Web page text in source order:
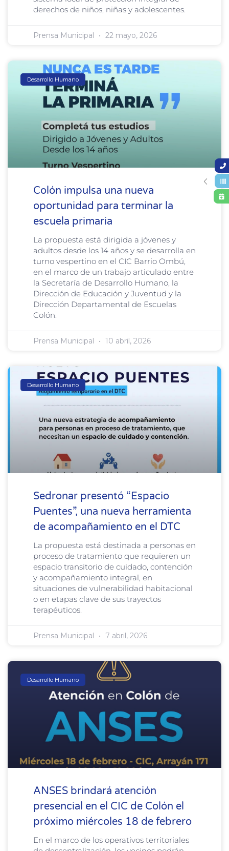
derechos de niños, niñas y adolescentes.
Prensa Municipal 22 mayo, 2026
Desarrollo Humano
Colón impulsa una nueva
oportunidad para terminar la
escuela primaria
La propuesta está dirigida a jóvenes y
adultos desde los 14 años y se desarrolla en
turno vespertino en el CIC Barrio Ombú,
en el marco de un trabajo articulado entre
la Secretaría de Desarrollo Humano, la
Dirección de Educación y Juventud y la
Dirección Departamental de Escuelas
Colón.
Prensa Municipal 10 abril, 2026
Desarrollo Humano
Sedronar presentó “Espacio
Puentes”, una nueva herramienta
de acompañamiento en el DTC
La propuesta está destinada a personas en
proceso de tratamiento que requieren un
espacio transitorio de cuidado, contención
y acompañamiento integral, en
situaciones de vulnerabilidad habitacional
o en etapas clave de sus trayectos
terapéuticos.
Prensa Municipal 7 abril, 2026
Desarrollo Humano
ANSES brindará atención
presencial en el CIC de Colón el
próximo miércoles 18 de febrero
En el marco de los operativos territoriales